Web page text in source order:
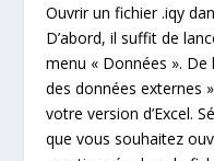
Ouvrir un fichier .iqy
D’abord, il suffit de
menu « Données ». De
des données externes
votre version d’Excel.
que vous souhaitez